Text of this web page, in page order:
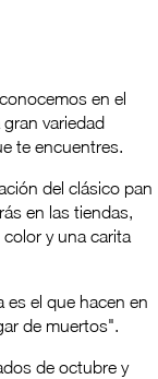
en el
variedad
te encuentres.
del clásico pan
en las tiendas,
y una carita
es el que hacen en
de muertos".
de octubre y